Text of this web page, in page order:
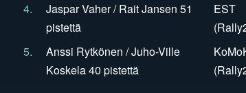
4.
Jaspar Vaher / Rait Jansen 51
pistettä
EST
5.
Anssi Rytkönen / Juho-Ville
Koskela 40 pistettä